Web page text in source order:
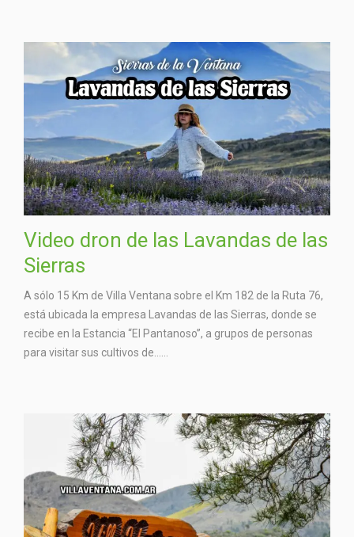
Video dron de las Lavandas de las
Sierras
A sólo 15 Km de Villa Ventana sobre el Km 182 de la Ruta 76,
está ubicada la empresa Lavandas de las Sierras, donde se
recibe en la Estancia “El Pantanoso”, a grupos de personas
para visitar sus cultivos de…...